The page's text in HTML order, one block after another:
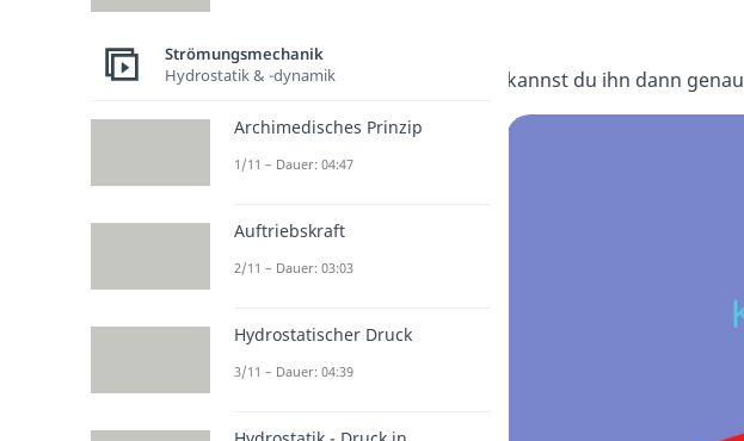
kannst du ihn dann
Strömungsmechanik
Hydrostatik & -dynamik
Archimedisches Prinzip
1/11 – Dauer: 04:47
Auftriebskraft
2/11 – Dauer: 03:03
Hydrostatischer Druck
3/11 – Dauer: 04:39